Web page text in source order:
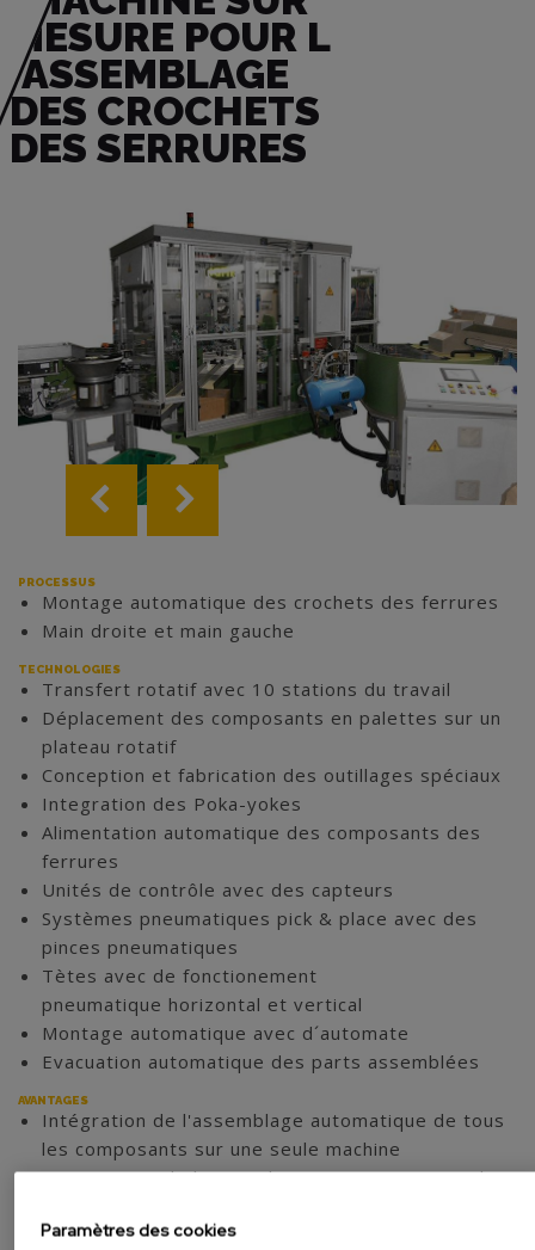
MESURE POUR L
´ASSEMBLAGE
DES CROCHETS
DES SERRURES
PROCESSUS
Montage automatique des crochets des ferrures
Main droite et main gauche
TECHNOLOGIES
Transfert rotatif avec 10 stations du travail
Déplacement des composants en palettes sur un
plateau rotatif
Conception et fabrication des outillages spéciaux
Integration des Poka-yokes
Alimentation automatique des composants des
ferrures
Unités de contrôle avec des capteurs
Systèmes pneumatiques pick & place avec des
pinces pneumatiques
Tètes avec de fonctionement
pneumatique horizontal et vertical
Montage automatique avec d´automate
Evacuation automatique des parts assemblées
AVANTAGES
Intégration de l'assemblage automatique de tous
les composants sur une seule machine
Minimisation de l'erreur humaine pour garantir la
Automatisation des processus permettant
Paramètres des cookies